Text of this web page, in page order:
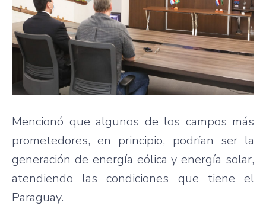
Mencionó que algunos de los campos más
prometedores, en principio, podrían ser la
generación de energía eólica y energía solar,
atendiendo las condiciones que tiene el
Paraguay.